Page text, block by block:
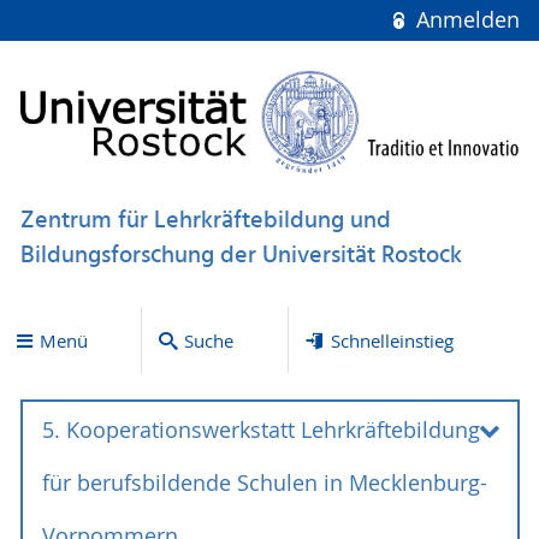
Anmelden
Zentrum für Lehrkräftebildung und
Bildungsforschung der Universität Rostock
Menü Suche Schnelleinstieg
5. Kooperationswerkstatt Lehrkräftebildung
für berufsbildende Schulen in Mecklenburg-